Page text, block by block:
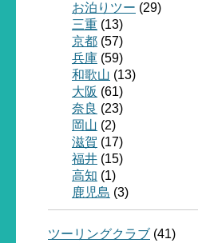
お泊りツー (29)
三重 (13)
京都 (57)
兵庫 (59)
和歌山 (13)
大阪 (61)
奈良 (23)
岡山 (2)
滋賀 (17)
福井 (15)
高知 (1)
鹿児島 (3)
ツーリングクラブ (41)